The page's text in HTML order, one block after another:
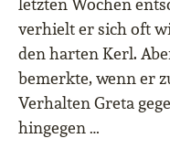
verhielt er sich oft
den harten Kerl.
bemerkte, wenn er
Verhalten Greta
hingegen …